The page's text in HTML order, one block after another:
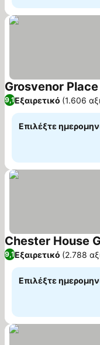
Grosvenor
9,1Εξαιρετικό (1.606
Επιλέξτε
Chester House
9,1Εξαιρετικό (2.788
Επιλέξτε